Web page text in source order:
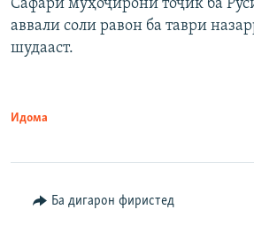
Сафари муҳоҷирони тоҷик ба
аввали соли равон ба таври
шудааст.
Идома
Ба дигарон фиристед